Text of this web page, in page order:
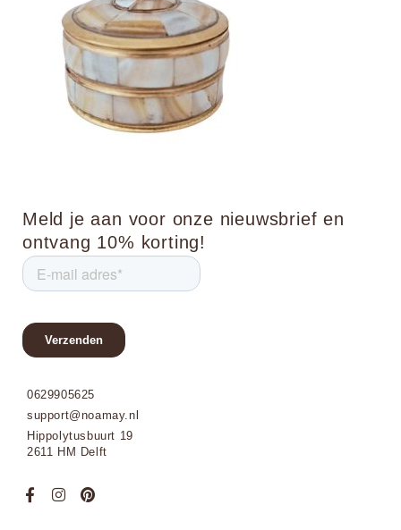
Meld je aan voor onze nieuwsbrief en
ontvang 10% korting!
0629905625
support@noamay.nl
Hippolytusbuurt 19
2611 HM Delft